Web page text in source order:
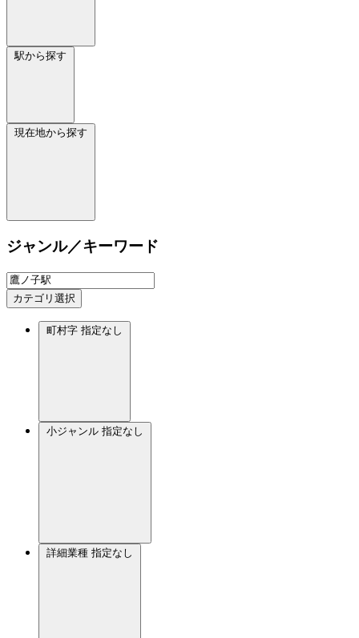
駅から探す
現在地から探す
ジャンル／キーワード
カテゴリ選択
町村字 指定なし
小ジャンル 指定なし
詳細業種 指定なし